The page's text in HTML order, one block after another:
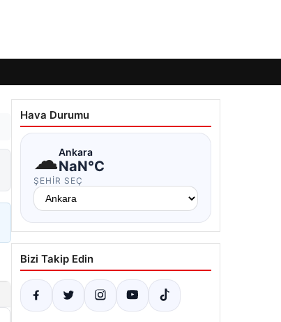
Hava Durumu
☁Ankara
NaN°C
ŞEHIR SEÇ
Bizi Takip Edin